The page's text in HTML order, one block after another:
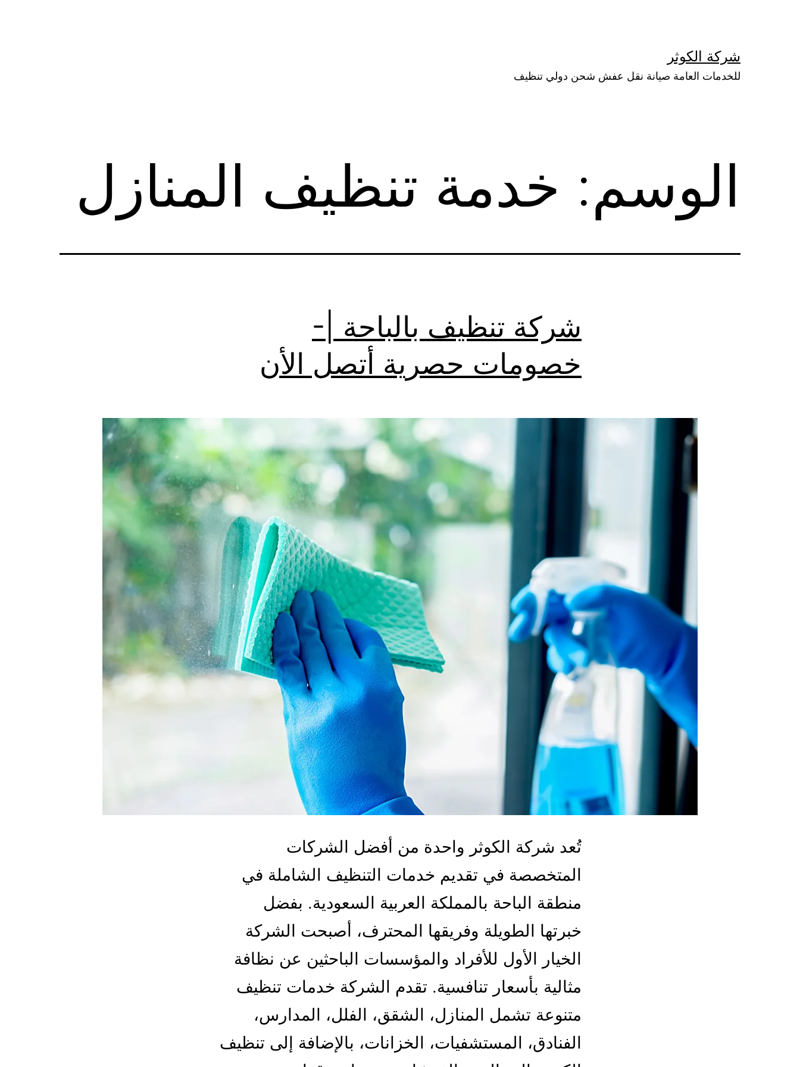
شركة الكوثر
للخدمات العامة صيانة نقل عفش شحن دولي تنظيف
الوسم: خدمة تنظيف المنازل
شركة تنظيف بالباحة |-
خصومات حصرية أتصل الأن
تُعد شركة الكوثر واحدة من أفضل الشركات
المتخصصة في تقديم خدمات التنظيف الشاملة في
منطقة الباحة بالمملكة العربية السعودية. بفضل
خبرتها الطويلة وفريقها المحترف، أصبحت الشركة
الخيار الأول للأفراد والمؤسسات الباحثين عن نظافة
مثالية بأسعار تنافسية. تقدم الشركة خدمات تنظيف
متنوعة تشمل المنازل، الشقق، الفلل، المدارس،
الفنادق، المستشفيات، الخزانات، بالإضافة إلى تنظيف